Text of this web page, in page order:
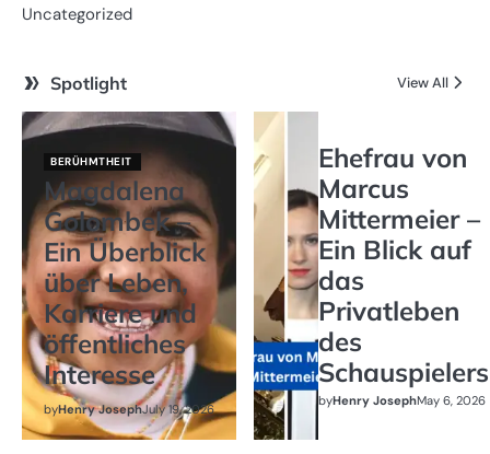
Uncategorized
Spotlight View All
BERÜHMTHEIT
Magdalena
Golombek –
Ein Überblick
über Leben,
Karriere und
öffentliches
Interesse
byHenry JosephJuly 19, 2026
Ehefrau von
Marcus
Mittermeier –
Ein Blick auf
das
Privatleben
des
Schauspielers
byHenry JosephMay 6, 2026